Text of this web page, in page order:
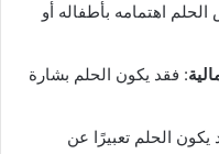
اهتمامه بأطفاله أو
: فقد يكون الحلم بشارة
يكون الحلم تعبيرًا عن